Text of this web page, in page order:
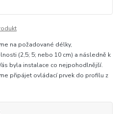
na požadované délky,
(2,5; 5; nebo 10 cm) a následně k
byla instalace co nejpohodlnější.
připájet ovládací prvek do profilu z